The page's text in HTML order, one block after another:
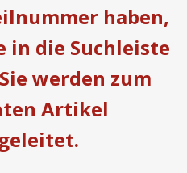
haben,
in die Suchleiste
werden zum
Artikel